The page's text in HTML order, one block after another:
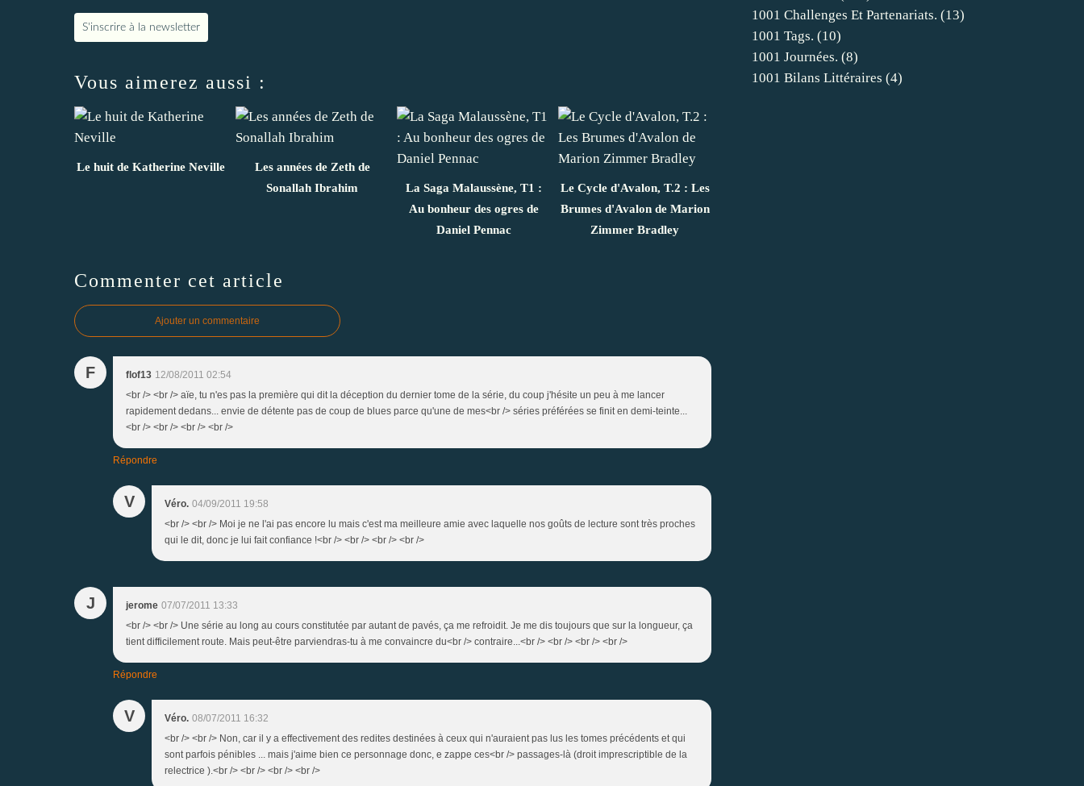
S'inscrire à la newsletter
Vous aimerez aussi :
Le huit de Katherine Neville
Les années de Zeth de
Sonallah Ibrahim
La Saga Malaussène, T1 :
Au bonheur des ogres de
Daniel Pennac
Le Cycle d'Avalon, T.2 : Les
Brumes d'Avalon de Marion
Zimmer Bradley
Commenter cet article
Ajouter un commentaire
F flof13 12/08/2011 02:54
<br /> <br /> aïe, tu n'es pas la première qui dit la déception du dernier tome de la série, du coup j'hésite un peu à me lancer
rapidement dedans... envie de détente pas de coup de blues parce qu'une de mes<br /> séries préférées se finit en demi-teinte...
<br /> <br /> <br /> <br />
Répondre
V Véro. 04/09/2011 19:58
<br /> <br /> Moi je ne l'ai pas encore lu mais c'est ma meilleure amie avec laquelle nos goûts de lecture sont très proches
qui le dit, donc je lui fait confiance !<br /> <br /> <br /> <br />
J jerome 07/07/2011 13:33
<br /> <br /> Une série au long au cours constitutée par autant de pavés, ça me refroidit. Je me dis toujours que sur la longueur, ça
tient difficilement route. Mais peut-être parviendras-tu à me convaincre du<br /> contraire...<br /> <br /> <br /> <br />
Répondre
V Véro. 08/07/2011 16:32
<br /> <br /> Non, car il y a effectivement des redites destinées à ceux qui n'auraient pas lus les tomes précédents et qui
sont parfois pénibles ... mais j'aime bien ce personnage donc, e zappe ces<br /> passages-là (droit imprescriptible de la
relectrice ).<br /> <br /> <br /> <br />
1001 Challenges Et Partenariats. (13)
1001 Tags. (10)
1001 Journées. (8)
1001 Bilans Littéraires (4)